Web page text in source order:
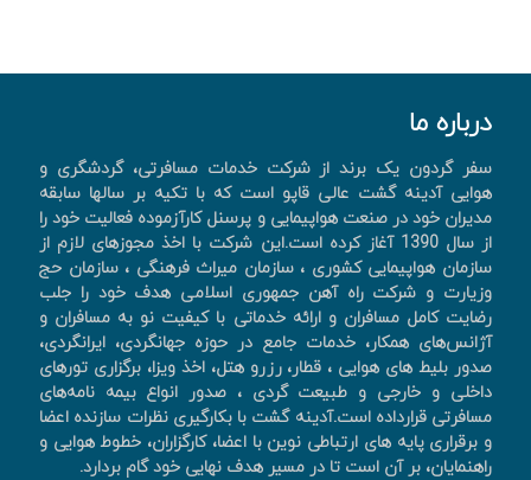
درباره ما
سفر گردون یک برند از شرکت خدمات مسافرتی، گردشگری و
هوایی آدینه گشت عالی قاپو است که با تکیه بر سالها سابقه
مدیران خود در صنعت هواپیمایی و پرسنل کارآزموده فعالیت خود را
از سال 1390 آغاز کرده است.این شرکت با اخذ مجوزهای لازم از
سازمان هواپیمایی کشوری ، سازمان میراث فرهنگی ، سازمان حج
وزیارت و شرکت راه آهن جمهوری اسلامی هدف خود را جلب
رضایت کامل مسافران و ارائه خدماتی با کیفیت نو به مسافران و
آژانس‌های همکار، خدمات جامع در حوزه جهانگردی، ايرانگردی،
صدور بليط های هوايی ، قطار، رزرو هتل، اخذ ويزا، برگزاری تورهای
داخلی و خارجی و طبیعت گردی ، صدور انواع بیمه نامه‌های
مسافرتی قرارداده است.آدینه گشت با بکارگیری نظرات سازنده اعضا
و برقراری پایه های ارتباطی نوین با اعضا، کارگزاران، خطوط هوایی و
راهنمایان، بر آن است تا در مسیر هدف نهایی خود گام بردارد.